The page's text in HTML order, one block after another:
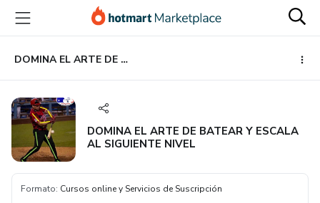
principal
página
de
página
DOMINA EL ARTE DE BATEAR Y ESCALA AL SIGUIENTE NIVEL
DOMINA EL ARTE DE BATEAR Y ESCALA
AL SIGUIENTE NIVEL
Formato: Cursos online y Servicios de Suscripción